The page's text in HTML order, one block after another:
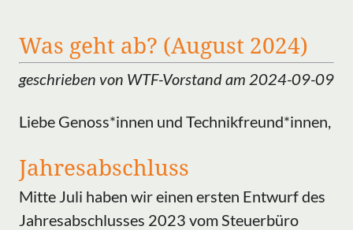
Was geht ab? (August 2024)
geschrieben von WTF-Vorstand am 2024-09-09
Liebe Genoss*innen und Technikfreund*innen,
Jahresabschluss
Mitte Juli haben wir einen ersten Entwurf des
Jahresabschlusses 2023 vom Steuerbüro